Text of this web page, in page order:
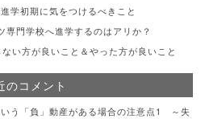
学初期に気をつけるべきこと
門学校へ進学するのはアリか？
い方が良いこと＆やった方が良いこと
のコメント
う「負」動産がある場合の注意点1 ～失